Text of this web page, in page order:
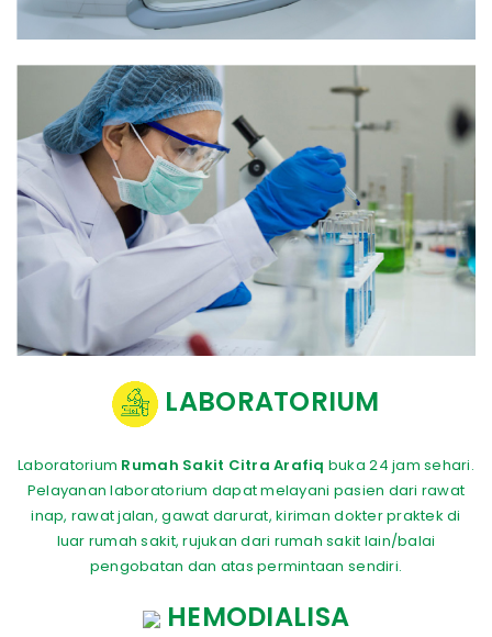
LABORATORIUM
Laboratorium Rumah Sakit Citra Arafiq buka 24 jam sehari.
Pelayanan laboratorium dapat melayani pasien dari rawat
inap, rawat jalan, gawat darurat, kiriman dokter praktek di
luar rumah sakit, rujukan dari rumah sakit lain/balai
pengobatan dan atas permintaan sendiri.
HEMODIALISA